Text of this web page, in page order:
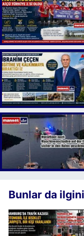
Bunlar da